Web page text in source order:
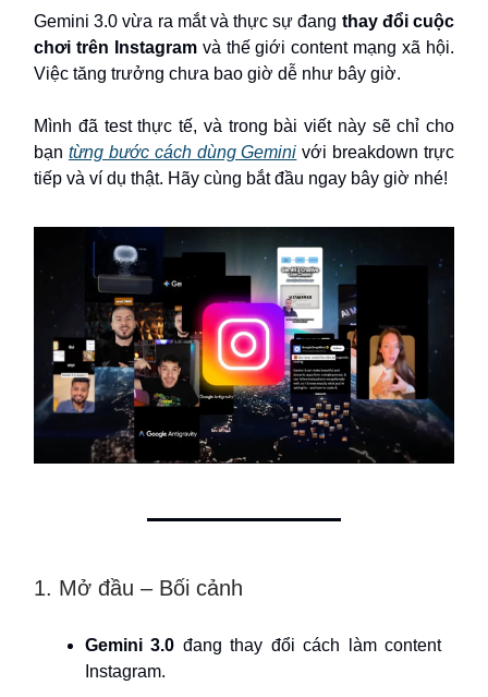
Gemini 3.0 vừa ra mắt và thực sự đang thay đổi cuộc
chơi trên Instagramvà thế giới content mạng xã hội.
Việc tăng trưởng chưa bao giờ dễ như bây giờ.
Mình đã test thực tế, và trong bài viết này sẽ chỉ cho
bạn từng bước cách dùng Gemini với breakdown trực
tiếp và ví dụ thật. Hãy cùng bắt đầu ngay bây giờ nhé!
1. Mở đầu – Bối cảnh
Gemini 3.0 đang thay đổi cách làm content
Instagram.